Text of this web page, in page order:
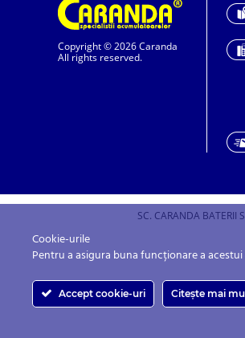
Copyright © 2026 Caranda
All rights reserved.
SC. CARANDA BATERII
Cookie-urile
Pentru a asigura buna funcționare a
Accept cookie-uri Citește mai